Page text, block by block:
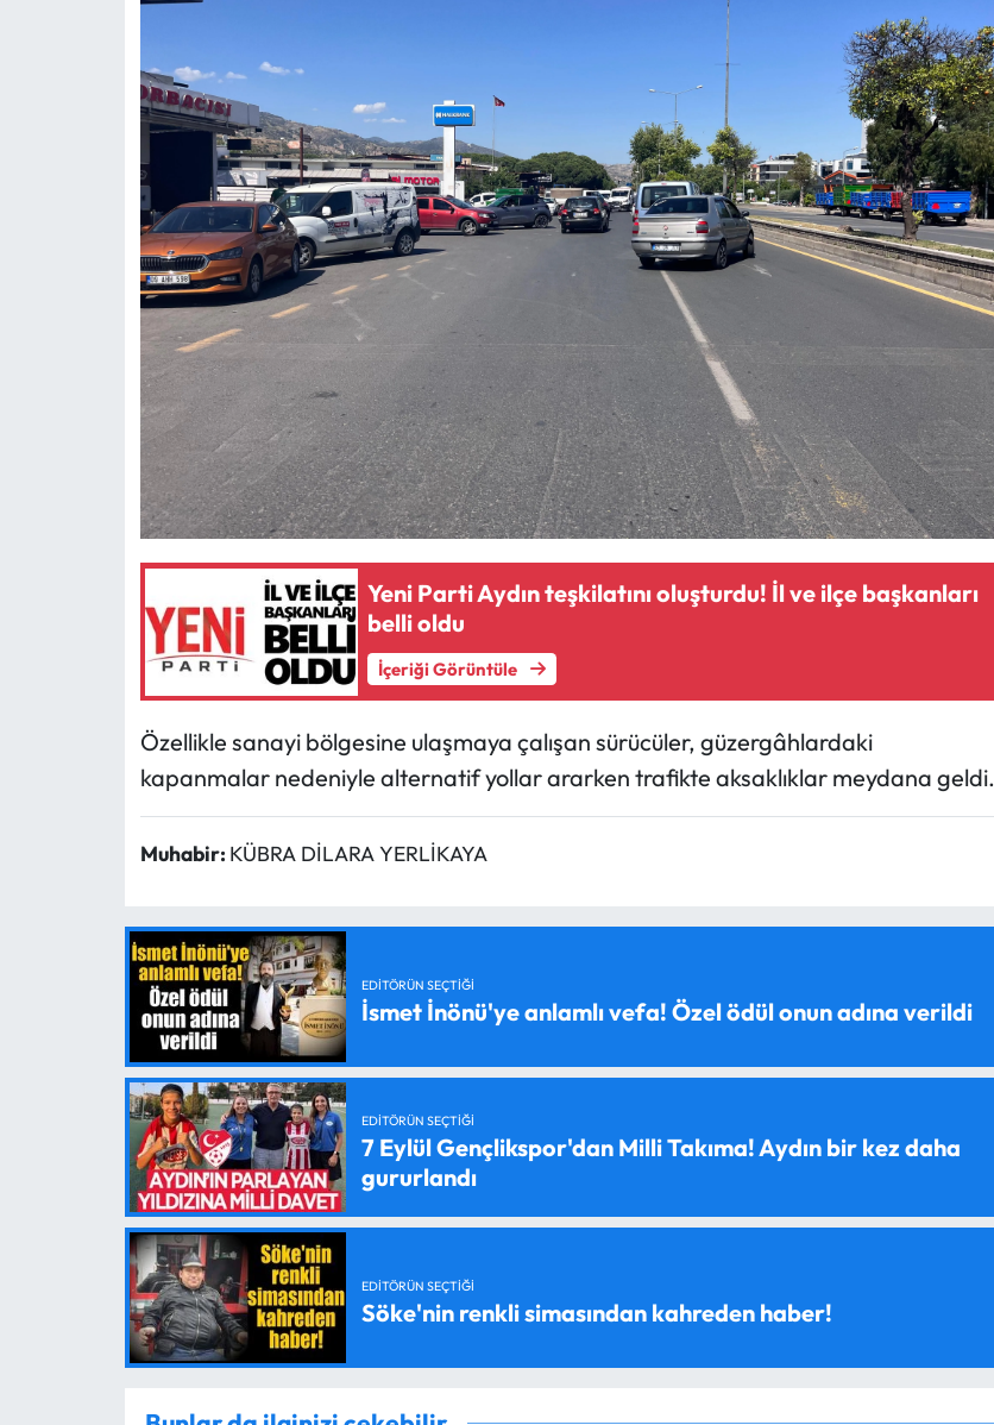
Yeni Parti Aydın teşkilatını oluşturdu! İl ve ilçe başkanları
belli oldu
İçeriği Görüntüle
Özellikle sanayi bölgesine ulaşmaya çalışan sürücüler, güzergâhlardaki
kapanmalar nedeniyle alternatif yollar ararken trafikte aksaklıklar meydana geldi.
Muhabir: KÜBRA DİLARA YERLİKAYA
EDITÖRÜN SEÇTIĞI
İsmet İnönü'ye anlamlı vefa! Özel ödül onun adına verildi
EDITÖRÜN SEÇTIĞI
7 Eylül Gençlikspor'dan Milli Takıma! Aydın bir kez daha
gururlandı
EDITÖRÜN SEÇTIĞI
Söke'nin renkli simasından kahreden haber!